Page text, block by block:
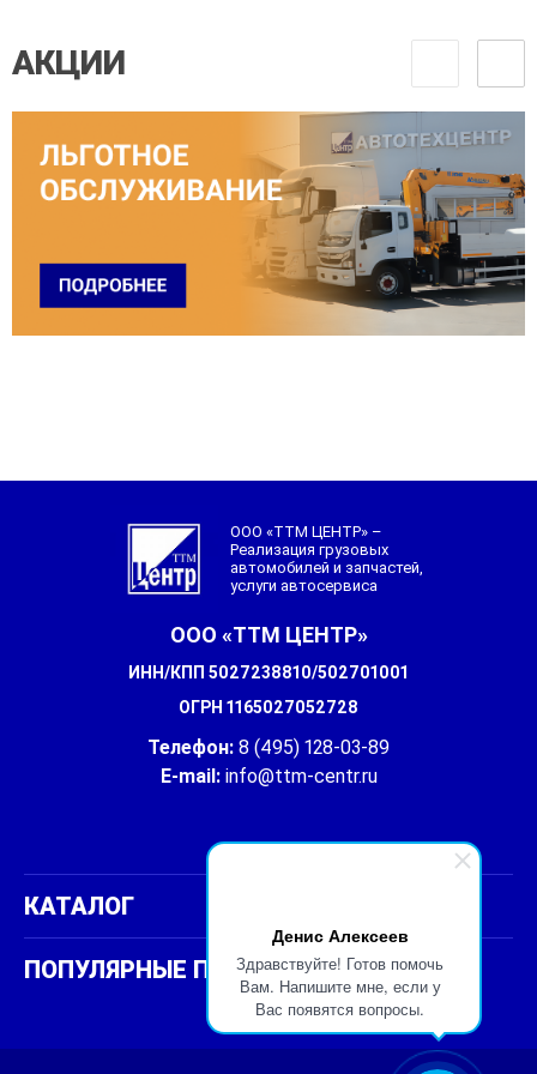
Денис Алексеев
Здравствуйте! Готов помочь
Вам. Напишите мне, если у
Вас появятся вопросы.
АКЦИИ
ООО «ТТМ ЦЕНТР» –
Реализация грузовых
автомобилей и запчастей,
услуги автосервиса
ООО «ТТМ ЦЕНТР»
ИНН/КПП 5027238810/502701001
ОГРН 1165027052728
Телефон: 8 (495) 128-03-89
E-mail: info@ttm-centr.ru
КАТАЛОГ
ПОПУЛЯРНЫЕ ПОЗИЦИИ